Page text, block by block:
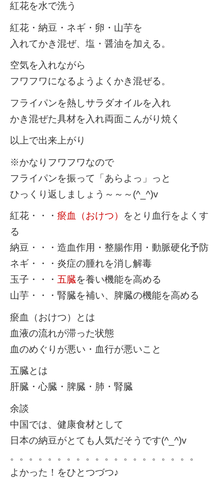
紅花を水で洗う
紅花・納豆・ネギ・卵・山芋を
入れてかき混ぜ、塩・醤油を加える。
空気を入れながら
フワフワになるようよくかき混ぜる。
フライパンを熱しサラダオイルを入れ
かき混ぜた具材を入れ両面こんがり焼く
以上で出来上がり
※かなりフワフワなので
フライパンを振って「あらよっ」っと
ひっくり返しましょう～～～(^_^)v
紅花・・・ 瘀血（おけつ） をとり血行をよくす
る
納豆・・・造血作用・整腸作用・動脈硬化予防
ネギ・・・炎症の腫れを消し解毒
玉子・・・ 五臓を養い機能を高める
山芋・・・腎臓を補い、脾臓の機能を高める
瘀血（おけつ）とは
血液の流れが滞った状態
血のめぐりが悪い・血行が悪いこと
五臓とは
肝臓・心臓・脾臓・肺・腎臓
余談
中国では、健康食材として
日本の納豆がとても人気だそうです(^_^)v
。。。。。。。。。。。。。。。。。。。。
よかった！をひとつづつ♪